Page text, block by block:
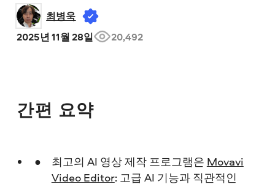
최병욱
2025년 11월 28일
20,492
간편 요약
최고의 AI 영상 제작 프로그램은 Movavi
Video Editor: 고급 AI 기능과 직관적인